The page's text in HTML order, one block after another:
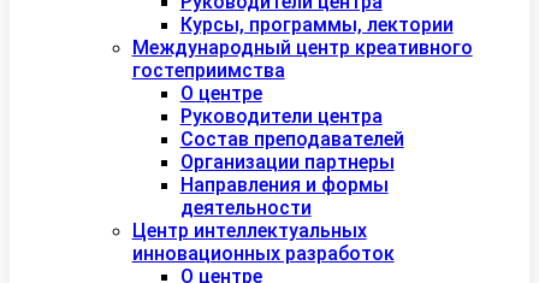
Курсы, программы, лектории
Международный центр креативного
гостеприимства
О центре
Руководители центра
Состав преподавателей
Организации партнеры
Направления и формы
деятельности
Центр интеллектуальных
инновационных разработок
О центре